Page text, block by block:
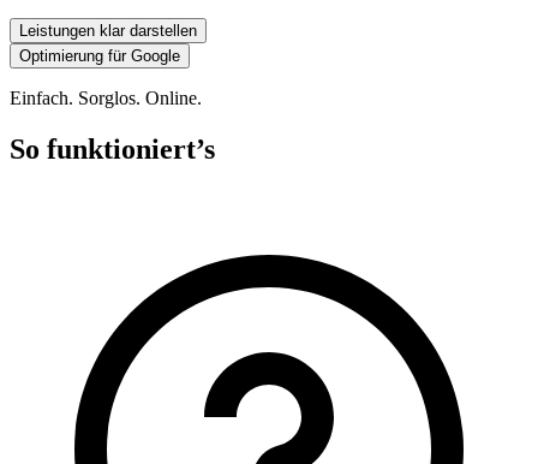
Leistungen klar darstellen
Optimierung für Google
Einfach. Sorglos. Online.
So funktioniert’s